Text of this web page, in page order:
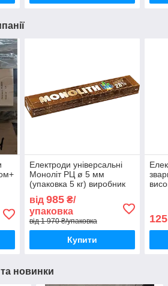
Електроди універсальні
Моноліт РЦ ø 5 мм
(упаковка 5 кг) виробник
зварювання інвертором
від 985₴/
упаковка
від 1 970 ₴/упаковка
Купити
125
та новинки